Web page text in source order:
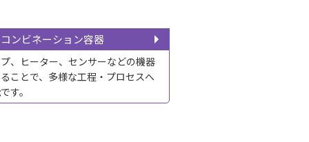
コンビネーション容器
、ヒーター、センサーなどの機器
ことで、多様な工程・プロセスへ
す。